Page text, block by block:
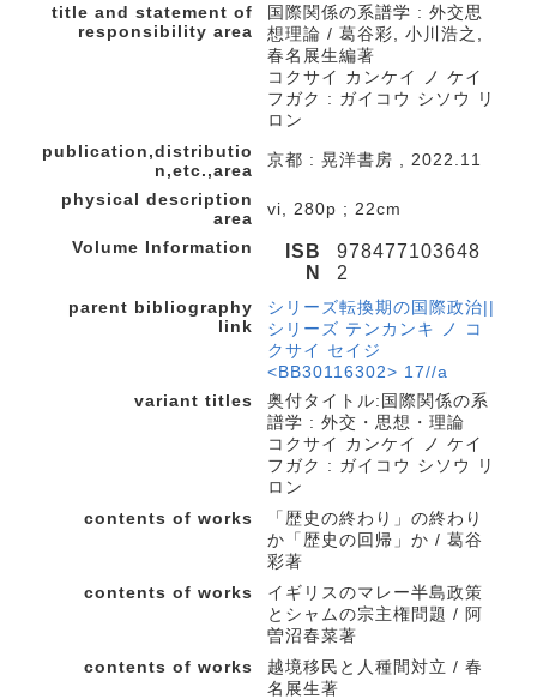
title and statement of
responsibility area
国際関係の系譜学 : 外交思
想理論 / 葛谷彩, 小川浩之,
春名展生編著
コクサイ カンケイ ノ ケイ
フガク : ガイコウ シソウ リ
ロン
publication,distributio
n,etc.,area
京都 : 晃洋書房 , 2022.11
physical description
area
vi, 280p ; 22cm
Volume Information
ISB
N
978477103648
2
parent bibliography
link
シリーズ転換期の国際政治||
シリーズ テンカンキ ノ コ
クサイ セイジ
<BB30116302> 17//a
variant titles
奥付タイトル:国際関係の系
譜学 : 外交・思想・理論
コクサイ カンケイ ノ ケイ
フガク : ガイコウ シソウ リ
ロン
contents of works
「歴史の終わり」の終わり
か「歴史の回帰」か / 葛谷
彩著
contents of works
イギリスのマレー半島政策
とシャムの宗主権問題 / 阿
曽沼春菜著
contents of works
越境移民と人種間対立 / 春
名展生著